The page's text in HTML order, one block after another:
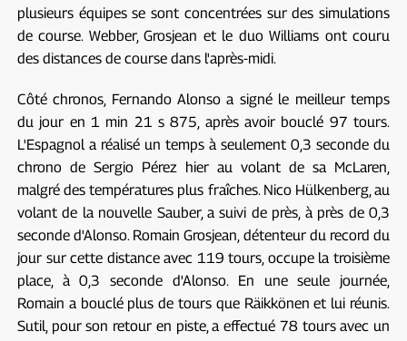
plusieurs équipes se sont concentrées sur des simulations
de course. Webber, Grosjean et le duo Williams ont couru
des distances de course dans l'après-midi.
Côté chronos, Fernando Alonso a signé le meilleur temps
du jour en 1 min 21 s 875, après avoir bouclé 97 tours.
L'Espagnol a réalisé un temps à seulement 0,3 seconde du
chrono de Sergio Pérez hier au volant de sa McLaren,
malgré des températures plus fraîches. Nico Hülkenberg, au
volant de la nouvelle Sauber, a suivi de près, à près de 0,3
seconde d'Alonso. Romain Grosjean, détenteur du record du
jour sur cette distance avec 119 tours, occupe la troisième
place, à 0,3 seconde d'Alonso. En une seule journée,
Romain a bouclé plus de tours que Räikkönen et lui réunis.
Sutil, pour son retour en piste, a effectué 78 tours avec un